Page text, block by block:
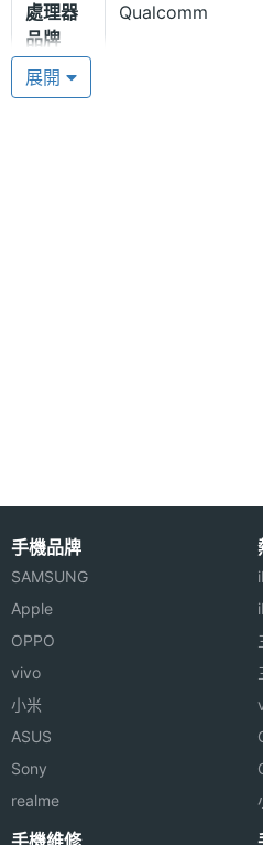
Marshall London 採用
系統，內建 Qualcomm
核心處理器與 2GB RAM /
另外，還有降噪雙麥克風和
44KHz、16bit 音軌的
Marshall London 還具備藍
傳送高音質立體聲音樂至其
London 同時配置 800 萬畫
畫素前置鏡頭以及後置 LED
處理器
品牌
Qualcomm
處理器
電池容
量
顯示螢幕
主螢幕
尺寸
主螢幕
解析度
展開
手機品牌
SAMSUNG
Apple
OPPO
vivo
小米
ASUS
Sony
realme